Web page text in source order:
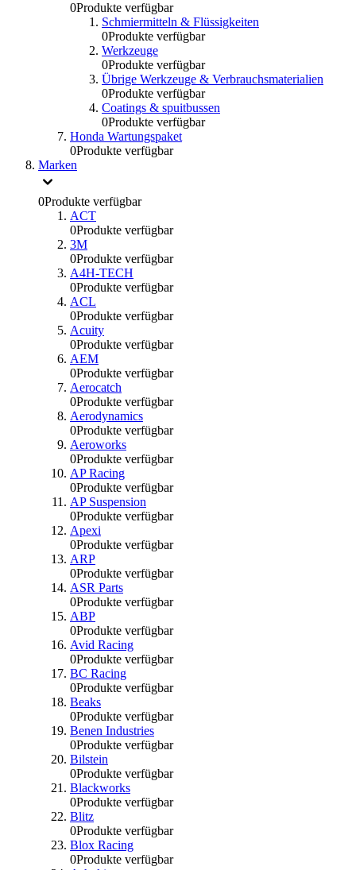
0Produkte verfügbar
Schmiermitteln & Flüssigkeiten
0Produkte verfügbar
Werkzeuge
0Produkte verfügbar
Übrige Werkzeuge & Verbrauchsmaterialien
0Produkte verfügbar
Coatings & spuitbussen
0Produkte verfügbar
Honda Wartungspaket
0Produkte verfügbar
Marken
0Produkte verfügbar
ACT
0Produkte verfügbar
3M
0Produkte verfügbar
A4H-TECH
0Produkte verfügbar
ACL
0Produkte verfügbar
Acuity
0Produkte verfügbar
AEM
0Produkte verfügbar
Aerocatch
0Produkte verfügbar
Aerodynamics
0Produkte verfügbar
Aeroworks
0Produkte verfügbar
AP Racing
0Produkte verfügbar
AP Suspension
0Produkte verfügbar
Apexi
0Produkte verfügbar
ARP
0Produkte verfügbar
ASR Parts
0Produkte verfügbar
ABP
0Produkte verfügbar
Avid Racing
0Produkte verfügbar
BC Racing
0Produkte verfügbar
Beaks
0Produkte verfügbar
Benen Industries
0Produkte verfügbar
Bilstein
0Produkte verfügbar
Blackworks
0Produkte verfügbar
Blitz
0Produkte verfügbar
Blox Racing
0Produkte verfügbar